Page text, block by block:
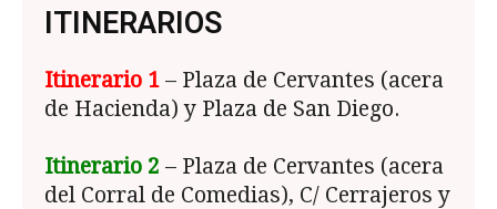
ITINERARIOS
Itinerario 1 – Plaza de Cervantes (acera
de Hacienda) y Plaza de San Diego.
Itinerario 2 – Plaza de Cervantes (acera
del Corral de Comedias), C/ Cerrajeros y